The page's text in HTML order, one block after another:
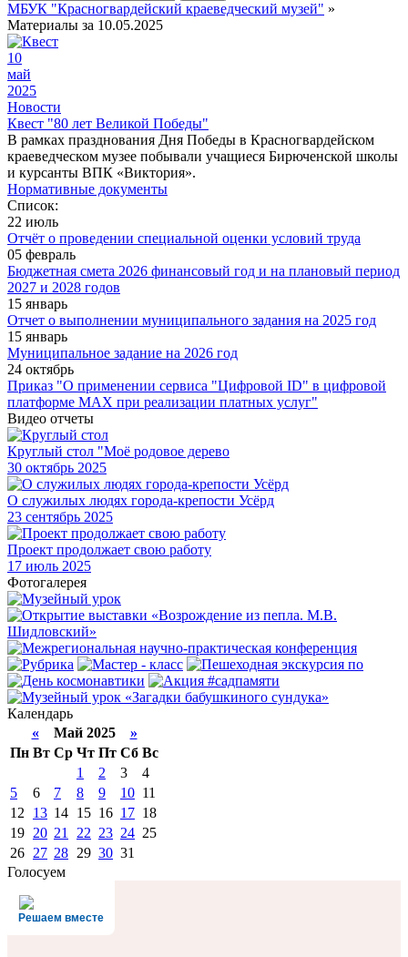
МБУК "Красногвардейский краеведческий музей" »
Материалы за 10.05.2025
10
май
2025
Новости
Квест "80 лет Великой Победы"
В рамках празднования Дня Победы в Красногвардейском
краеведческом музее побывали учащиеся Бирюченской школы
и курсанты ВПК «Виктория».
Нормативные документы
Список:
22 июль
Отчёт о проведении специальной оценки условий труда
05 февраль
Бюджетная смета 2026 финансовый год и на плановый период
2027 и 2028 годов
15 январь
Отчет о выполнении муниципального задания на 2025 год
15 январь
Муниципальное задание на 2026 год
24 октябрь
Приказ "О применении сервиса "Цифровой ID" в цифровой
платформе МАХ при реализации платных услуг"
Видео отчеты
Круглый стол "Моё родовое дерево
30 октябрь 2025
О служилых людях города-крепости Усёрд
23 сентябрь 2025
Проект продолжает свою работу
17 июль 2025
Фотогалерея
Календарь
«Май 2025 »
Пн Вт Ср Чт Пт Сб Вс
1
2 3
4
5
6 7 8 9 10 11
12
13 14 15 16 17 18
19 20 21 22 23 24 25
26 27 28 29 30 31
Голосуем
Решаем вместе